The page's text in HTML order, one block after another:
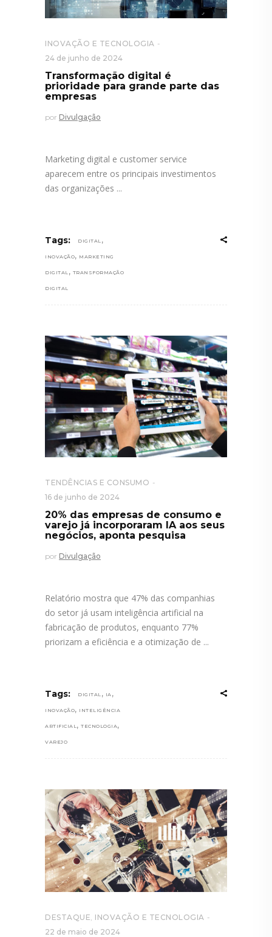
INOVAÇÃO E TECNOLOGIA
24 de junho de 2024
Transformação digital é
prioridade para grande parte das
empresas
por Divulgação
Marketing digital e customer service
aparecem entre os principais investimentos
das organizações
Tags: DIGITAL ,
INOVAÇÃO, MARKETING
DIGITAL , TRANSFORMAÇÃO
DIGITAL
TENDÊNCIAS E CONSUMO
16 de junho de 2024
20% das empresas de consumo e
varejo já incorporaram IA aos seus
negócios, aponta pesquisa
por Divulgação
Relatório mostra que 47% das companhias
do setor já usam inteligência artificial na
fabricação de produtos, enquanto 77%
priorizam a eficiência e a otimização de
Tags: DIGITAL , IA ,
INOVAÇÃO, INTELIGÊNCIA
ARTIFICIAL , TECNOLOGIA ,
VAREJO
DESTAQUE INOVAÇÃO E TECNOLOGIA
22 de maio de 2024